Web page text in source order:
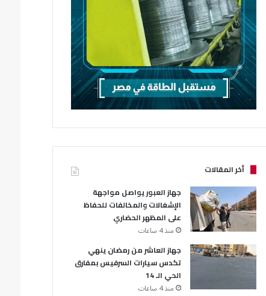
أخر المقالات
جهاز العبور يواصل مواجهة
الإشغالات والمخالفات للحفاظ
على المظهر الحضاري
منذ 4 ساعات
جهاز العاشر من رمضان ينهي
تكدس سيارات السرفيس بمفارق
الحي الـ 14
منذ 4 ساعات